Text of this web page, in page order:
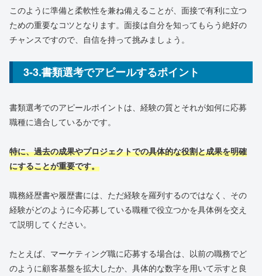
このように準備と柔軟性を兼ね備えることが、面接で有利に立つ
ための重要なコツとなります。面接は自分を知ってもらう絶好の
チャンスですので、自信を持って挑みましょう。
3-3.書類選考でアピールするポイント
書類選考でのアピールポイントは、経験の質とそれが如何に応募
職種に適合しているかです。
特に、過去の成果やプロジェクトでの具体的な役割と成果を明確
にすることが重要です。
職務経歴書や履歴書には、ただ経験を羅列するのではなく、その
経験がどのように今応募している職種で役立つかを具体例を交え
て説明してください。
たとえば、マーケティング職に応募する場合は、以前の職務でど
のように顧客基盤を拡大したか、具体的な数字を用いて示すと良